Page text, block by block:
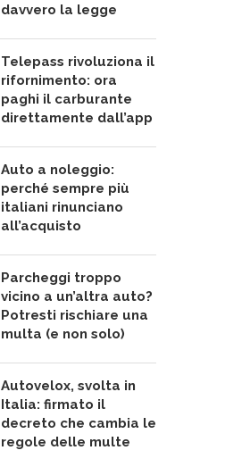
davvero la legge
Telepass rivoluziona il
rifornimento: ora
paghi il carburante
direttamente dall’app
Auto a noleggio:
perché sempre più
italiani rinunciano
all’acquisto
Parcheggi troppo
vicino a un’altra auto?
Potresti rischiare una
multa (e non solo)
Autovelox, svolta in
Italia: firmato il
decreto che cambia le
regole delle multe